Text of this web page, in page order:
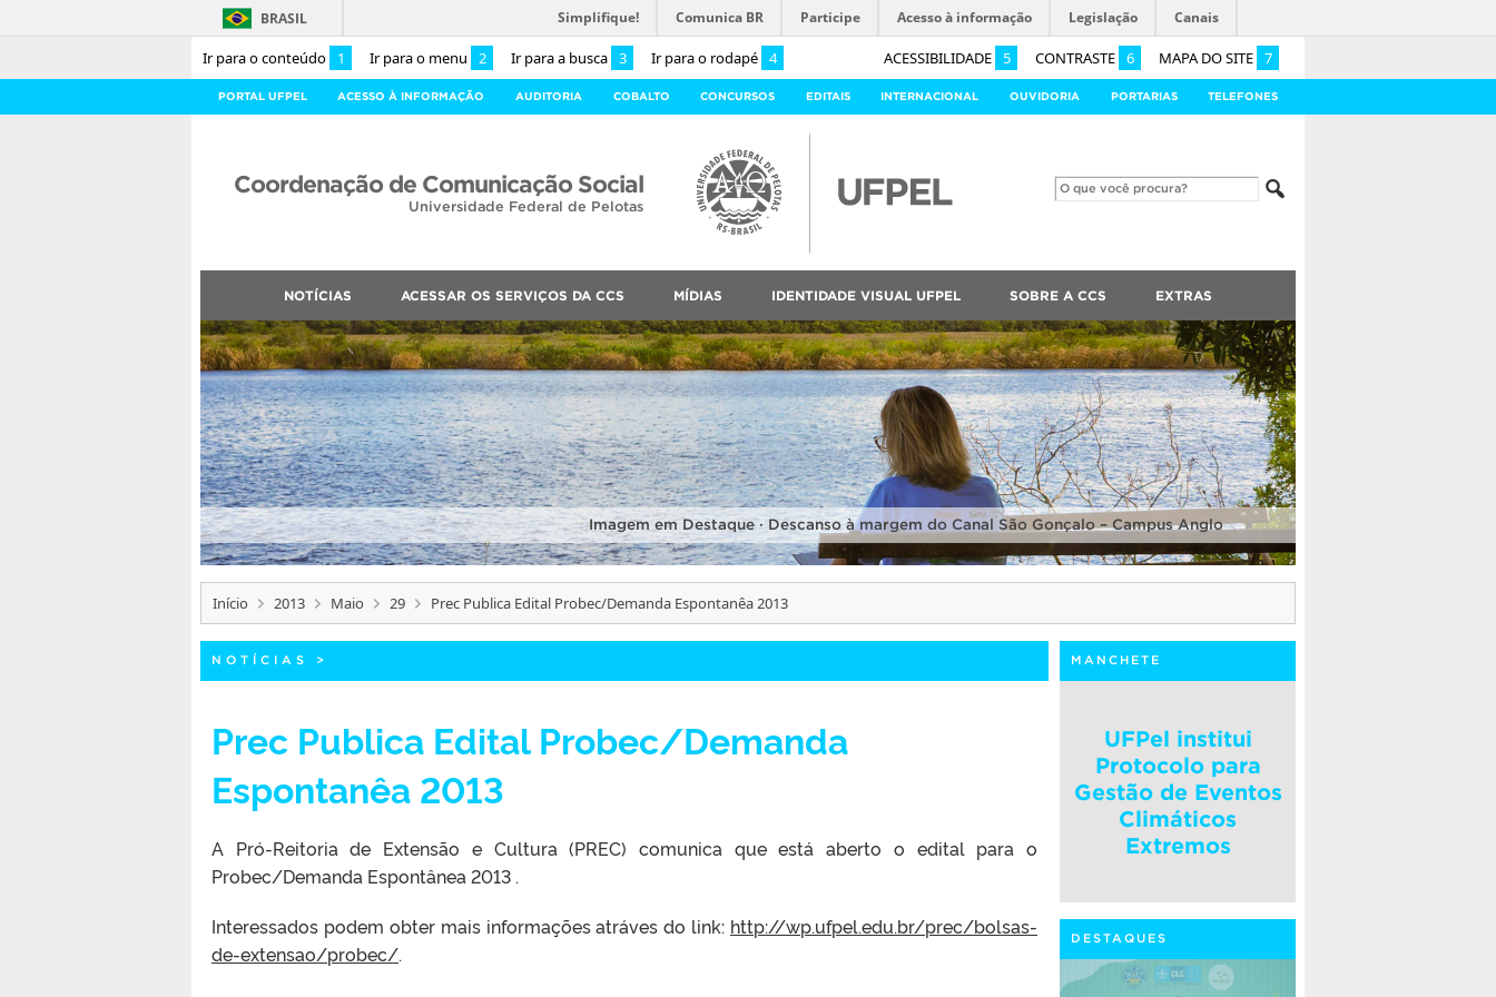
Ir para o conteúdo 1 Ir para o menu 2 Ir para a busca 3 Ir para o rodapé 4 ACESSIBILIDADE 5 CONTRASTE 6 MAPA DO SITE 7
BRASIL Simplifique! Comunica BR Participe Acesso à informação Legislação Canais
PORTAL UFPEL ACESSO À INFORMAÇÃO AUDITORIA COBALTO CONCURSOS EDITAIS INTERNACIONAL OUVIDORIA PORTARIAS TELEFONES
Coordenação de Comunicação Social
Universidade Federal de Pelotas
NOTÍCIAS ACESSAR OS SERVIÇOS DA CCS MÍDIAS IDENTIDADE VISUAL UFPEL SOBRE A CCS EXTRAS
Imagem em Destaque · Descanso à margem do Canal São Gonçalo – Campus Anglo
Início 2013 Maio 29 Prec Publica Edital Probec/Demanda Espontanêa 2013
NOTÍCIAS >
Prec Publica Edital Probec/Demanda
Espontanêa 2013
A Pró-Reitoria de Extensão e Cultura (PREC) comunica que está aberto o edital para o
Probec/Demanda Espontânea 2013 .
Interessados podem obter mais informações atráves do link: http://wp.ufpel.edu.br/prec/bolsas-
de-extensao/probec/.
MANCHETE
UFPel institui
Protocolo para
Gestão de Eventos
Climáticos
Extremos
DESTAQUES